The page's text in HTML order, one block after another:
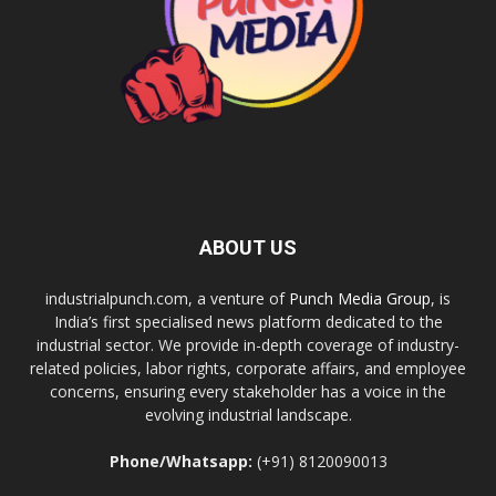
ABOUT US
industrialpunch.com, a venture of Punch Media Group, is
India’s first specialised news platform dedicated to the
industrial sector. We provide in-depth coverage of industry-
related policies, labor rights, corporate affairs, and employee
concerns, ensuring every stakeholder has a voice in the
evolving industrial landscape.
Phone/Whatsapp: (+91) 8120090013